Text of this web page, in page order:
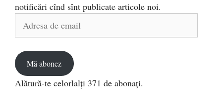
notificări cînd sînt publicate articole noi.
Adresa
Mă abonez
Alătură-te celorlalți 371 de abonați.